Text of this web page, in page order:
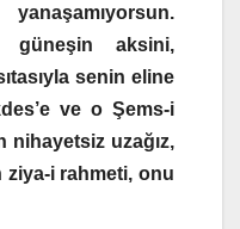
güneşin aksini,
senin eline
ve o Şems-i
nihayetsiz uzağız,
ziya-i rahmeti, onu